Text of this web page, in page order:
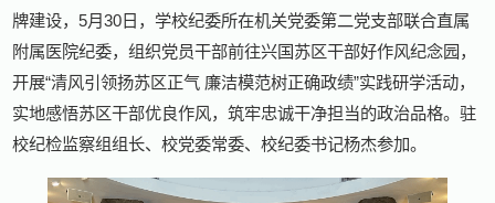
牌建设，5月30日，学校纪委所在机关党委第二党支部联合直属
附属医院纪委，组织党员干部前往兴国苏区干部好作风纪念园，
开展“清风引领扬苏区正气 廉洁模范树正确政绩”实践研学活动，
实地感悟苏区干部优良作风，筑牢忠诚干净担当的政治品格。驻
校纪检监察组组长、校党委常委、校纪委书记杨杰参加。